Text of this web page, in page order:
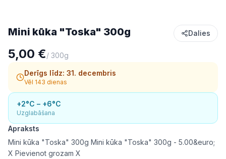
Mini kūka "Toska" 300g Dalies
5,00 €/ 300g
Derīgs līdz: 31. decembris
Vēl 143 dienas
+2°C – +6°C
Uzglabāšana
Apraksts
Mini kūka "Toska" 300g Mini kūka "Toska" 300g - 5.00&euro;
X Pievienot grozam X